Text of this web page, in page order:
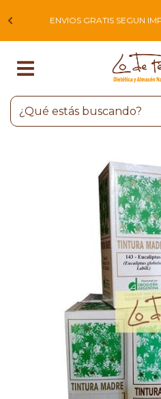
ENVIOS GRATIS SEGUN